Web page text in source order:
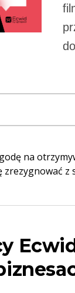
na
zrezygnować z